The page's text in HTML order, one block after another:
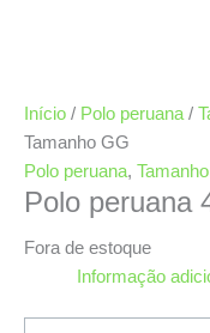
Início / Polo peruana /
Tamanho GG
Polo peruana,
Polo peruana
Fora de estoque
Informação